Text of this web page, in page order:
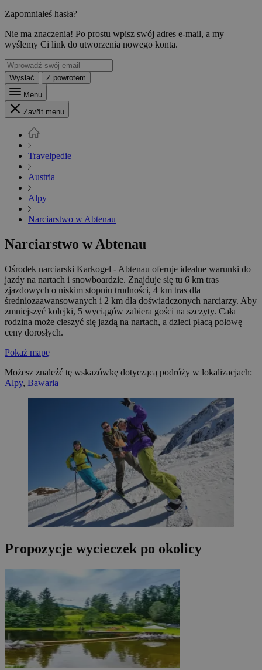
Zapomniałeś hasła?
Nie ma znaczenia! Po prostu wpisz swój adres e-mail, a my
wyślemy Ci link do utworzenia nowego konta.
Wysłać
Z powrotem
Menu
Zavřít menu
Travelpedie
Austria
Alpy
Narciarstwo w Abtenau
Narciarstwo w Abtenau
Ośrodek narciarski Karkogel - Abtenau oferuje idealne warunki do
jazdy na nartach i snowboardzie. Znajduje się tu 6 km tras
zjazdowych o niskim stopniu trudności, 4 km tras dla
średniozaawansowanych i 2 km dla doświadczonych narciarzy. Aby
zmniejszyć kolejki, 5 wyciągów zabiera gości na szczyty. Cała
rodzina może cieszyć się jazdą na nartach, a dzieci płacą połowę
ceny dorosłych.
Pokaż mapę
Możesz znaleźć tę wskazówkę dotyczącą podróży w lokalizacjach:
Alpy, Bawaria
Propozycje wycieczek po okolicy